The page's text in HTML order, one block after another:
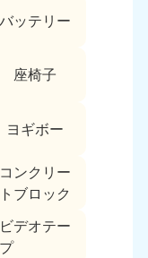
バッテリー
座椅子
ヨギボー
コンクリー
トブロック
ビデオテー
プ
5266
年中無休